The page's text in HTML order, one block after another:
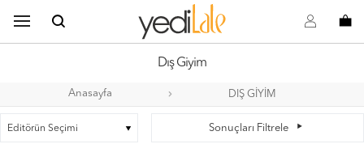
s o B
Dış Giyim
Anasayfa DIŞ GİYİM
Sonuçları Filtrele a